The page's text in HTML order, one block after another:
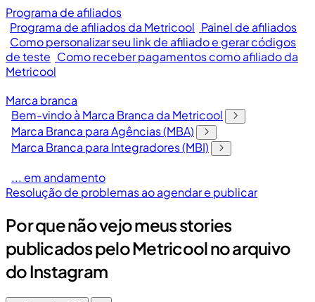
Programa de afiliados
Programa de afiliados da Metricool Painel de afiliados
Como personalizar seu link de afiliado e gerar códigos
de teste Como receber pagamentos como afiliado da
Metricool
Marca branca
Bem-vindo à Marca Branca da Metricool
Marca Branca para Agências (MBA)
Marca Branca para Integradores (MBI)
... em andamento
Resolução de problemas ao agendar e publicar
Por que não vejo meus stories
publicados pelo Metricool no arquivo
do Instagram